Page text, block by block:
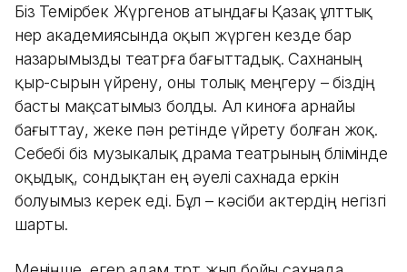
Біз Темірбек Жүргенов атындағы Қазақ ұлттық
өнер академиясында оқып жүрген кезде бар
назарымызды театрға бағыттадық. Сахнаның
қыр-сырын үйрену, оны толық меңгеру – біздің
басты мақсатымыз болды. Ал киноға арнайы
бағыттау, жеке пән ретінде үйрету болған жоқ.
Себебі біз музыкалық драма театрының бөлімінде
оқыдық, сондықтан ең әуелі сахнада еркін
болуымыз керек еді. Бұл – кәсіби актердің негізгі
шарты.